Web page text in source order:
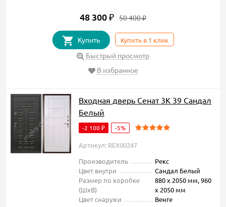
48 300 ₽ 50 400₽
Купить Купить в 1 клик
Быстрый просмотр
В избранное
Входная дверь Сенат 3К 39 Сандал
Белый
-2 100 ₽ -5%
Артикул: REX00247
Производитель
Рекс
Цвет внутри
Сандал Белый
Размер по коробке
(ШxВ)
880 х 2050 мм, 960
х 2050 мм
Цвет снаружи
Венге